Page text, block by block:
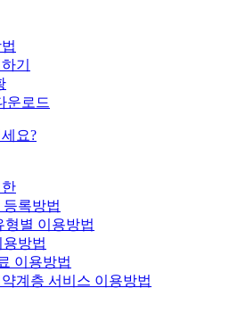
기
운로드
요?
록방법
형별 이용방법
방법
이용방법
계층 서비스 이용방법